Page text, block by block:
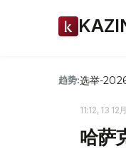
趋势:选举-
11:12, 13 12
哈萨